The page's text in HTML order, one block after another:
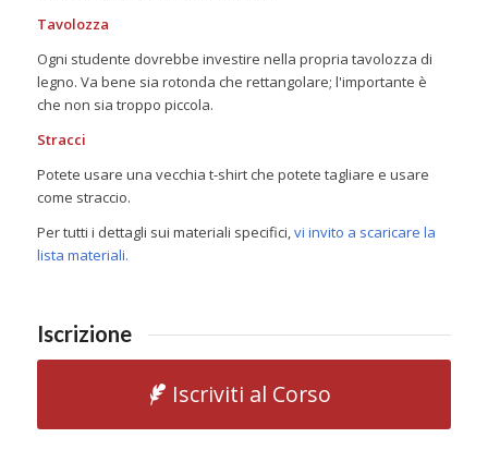
Tavolozza
Ogni studente dovrebbe investire nella propria tavolozza di
legno. Va bene sia rotonda che rettangolare; l'importante è
che non sia troppo piccola.
Stracci
Potete usare una vecchia t-shirt che potete tagliare e usare
come straccio.
Per tutti i dettagli sui materiali specifici,vi invito a scaricare la
lista materiali.
Iscrizione
Iscriviti al Corso